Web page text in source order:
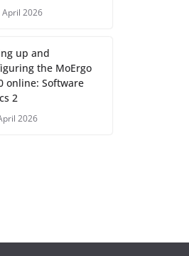
April 2026
up and
the MoErgo
online: Software
2
2026